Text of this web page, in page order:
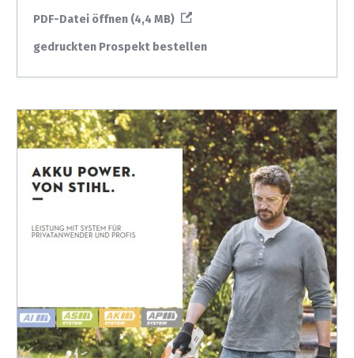
PDF-Datei öffnen (4,4 MB)
gedruckten Prospekt bestellen